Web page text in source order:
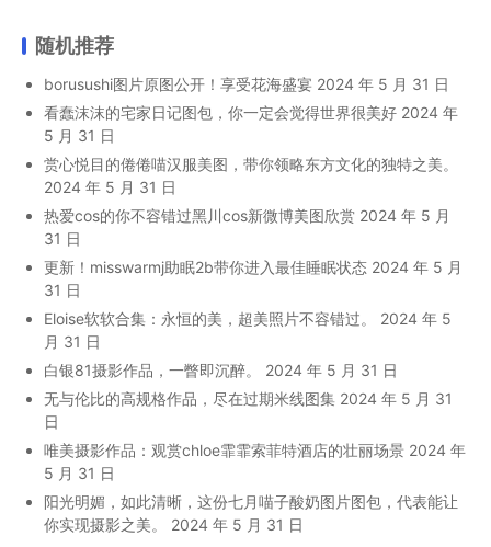
随机推荐
borusushi图片原图公开！享受花海盛宴 2024 年 5 月 31 日
看蠢沫沫的宅家日记图包，你一定会觉得世界很美好 2024 年
5 月 31 日
赏心悦目的倦倦喵汉服美图，带你领略东方文化的独特之美。
2024 年 5 月 31 日
热爱cos的你不容错过黑川cos新微博美图欣赏 2024 年 5 月
31 日
更新！misswarmj助眠2b带你进入最佳睡眠状态 2024 年 5 月
31 日
Eloise软软合集：永恒的美，超美照片不容错过。
2024 年 5
月 31 日
白银81摄影作品，一瞥即沉醉。
2024 年 5 月 31 日
无与伦比的高规格作品，尽在过期米线图集 2024 年 5 月 31
日
唯美摄影作品：观赏chloe霏霏索菲特酒店的壮丽场景 2024 年
5 月 31 日
阳光明媚，如此清晰，这份七月喵子酸奶图片图包，代表能让
你实现摄影之美。
2024 年 5 月 31 日